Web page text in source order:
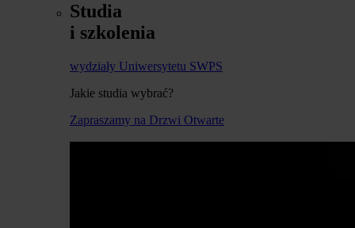
Studia
i szkolenia
wydziały Uniwersytetu SWPS
Jakie studia wybrać?
Zapraszamy na Drzwi Otwarte